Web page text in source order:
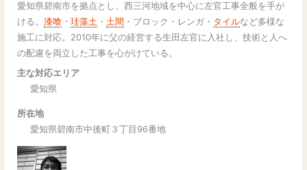
愛知県碧南市を拠点とし、西三河地域を中心に左官工事全般を手が
ける。 漆喰・ 珪藻土 ・ 土間 ・ブロック・レンガ・ タイルなど多様な
施工に対応。2010年に父の経営する生田左官に入社し、技術と人へ
の配慮を両立した工事を心がけている。
主な対応エリア
愛知県
所在地
愛知県碧南市中後町３丁目96番地